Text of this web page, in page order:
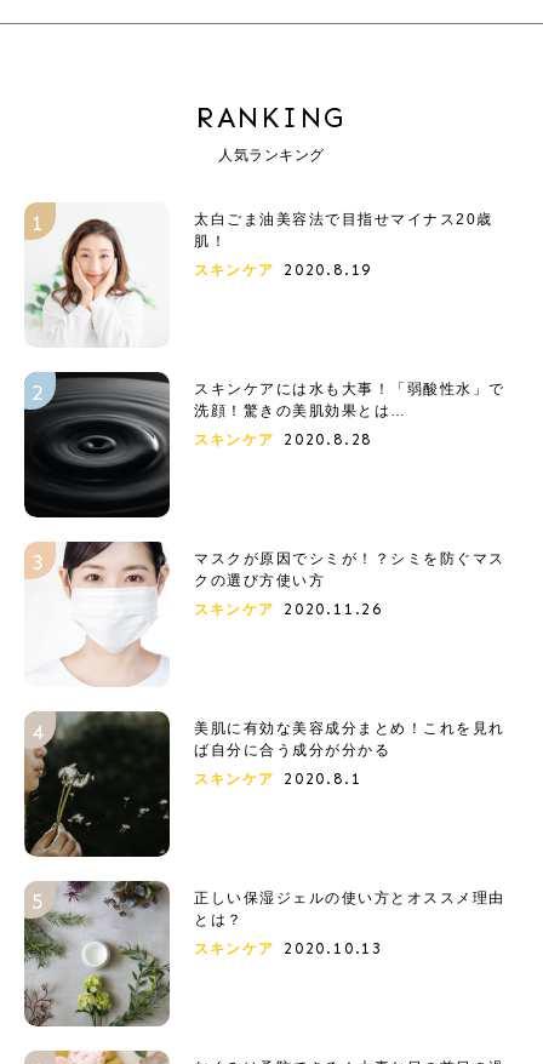
RANKING
人気ランキング
太白ごま油美容法で目指せマイナス20歳
肌！
スキンケア
2020.8.19
スキンケアには水も大事！「弱酸性水」で
洗顔！驚きの美肌効果とは…
スキンケア
2020.8.28
マスクが原因でシミが！？シミを防ぐマス
クの選び方使い方
スキンケア
2020.11.26
美肌に有効な美容成分まとめ！これを見れ
ば自分に合う成分が分かる
スキンケア
2020.8.1
正しい保湿ジェルの使い方とオススメ理由
とは？
スキンケア
2020.10.13